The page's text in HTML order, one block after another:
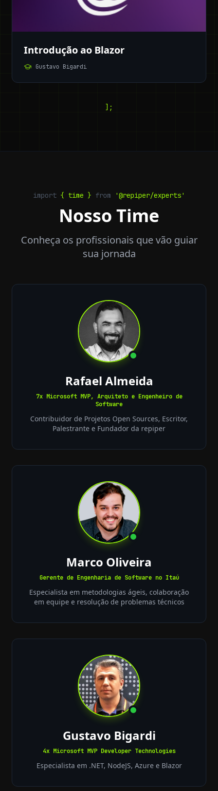
Introdução ao Blazor
Gustavo Bigardi
];
import { time } from '@repiper/experts'
Nosso Time
Conheça os profissionais que vão guiar
sua jornada
Rafael Almeida
7x Microsoft MVP, Arquiteto e Engenheiro de
Software
Contribuidor de Projetos Open Sources, Escritor,
Palestrante e Fundador da repiper
Marco Oliveira
Gerente de Engenharia de Software no Itaú
Especialista em metodologias ágeis, colaboração
em equipe e resolução de problemas técnicos
Gustavo Bigardi
4x Microsoft MVP Developer Technologies
Especialista em .NET, NodeJS, Azure e Blazor